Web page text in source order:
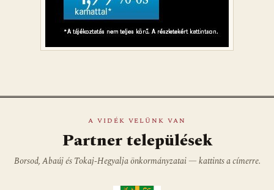
A VIDÉK VELÜNK VAN
Partner települések
Borsod, Abaúj és Tokaj-Hegyalja önkormányzatai — kattints a címerre.